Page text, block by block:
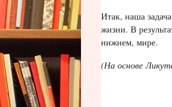
Итак, наша
жизни. В
нижнем, мире.
(На основе